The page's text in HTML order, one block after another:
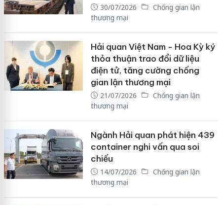
30/07/2026
Chống gian lận
thương mại
Hải quan Việt Nam - Hoa Kỳ ký
thỏa thuận trao đổi dữ liệu
điện tử, tăng cường chống
gian lận thương mại
21/07/2026
Chống gian lận
thương mại
Ngành Hải quan phát hiện 439
container nghi vấn qua soi
chiếu
14/07/2026
Chống gian lận
thương mại